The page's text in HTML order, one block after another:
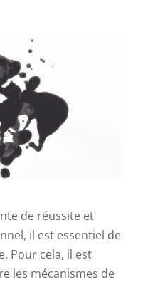
de réussite et
il est essentiel de
Pour cela, il est
les mécanismes de